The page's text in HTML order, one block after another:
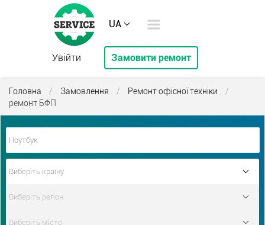
UA
Увійти Замовити ремонт
Головна / Замовлення / Ремонт офісної техніки
/
ремонт БФП